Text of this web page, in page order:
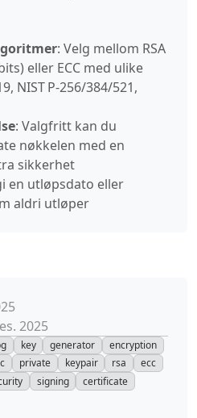
: Velg mellom RSA
eller ECC med ulike
NIST P‑256/384/521,
: Valgfritt kan du
nøkkelen med en
sikkerhet
en utløpsdato eller
aldri utløper
2025
key generator
encryption
private keypair rsa
ecc
signing
certificate